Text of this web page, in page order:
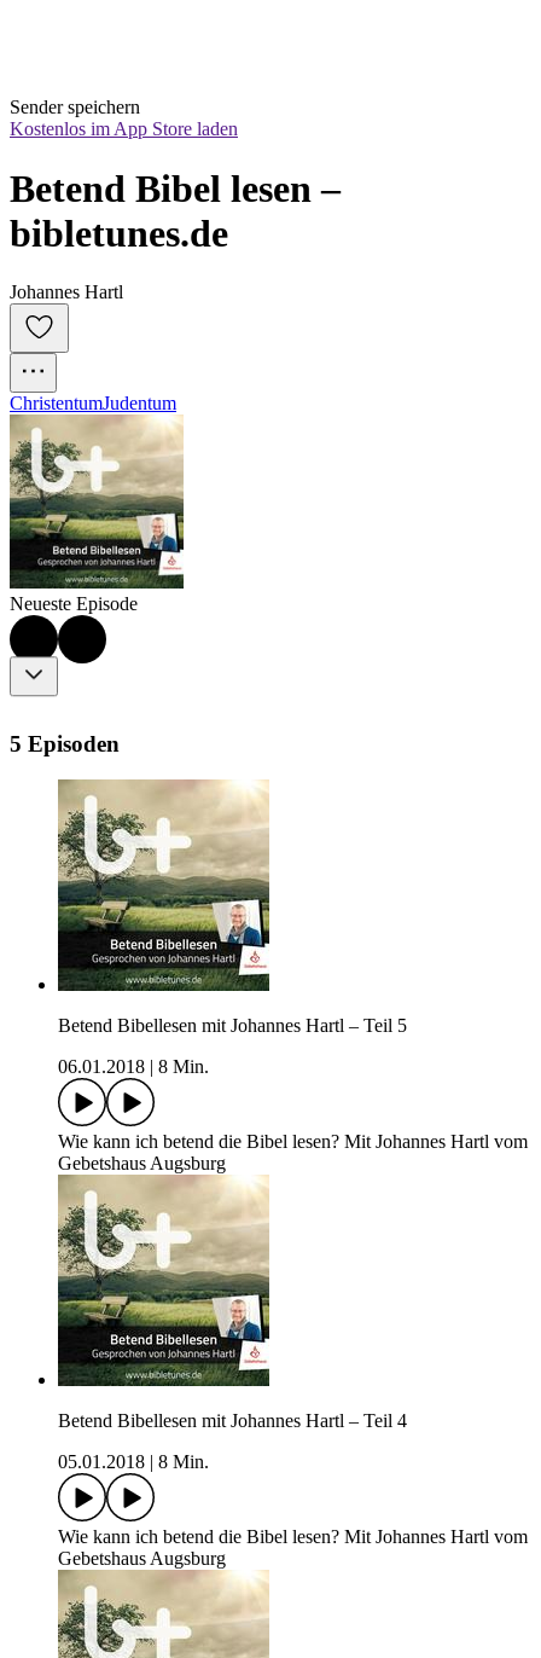
Sender speichern
Kostenlos im App Store laden
Betend Bibel lesen –
bibletunes.de
Johannes Hartl
ChristentumJudentum
Neueste Episode
5 Episoden
Betend Bibellesen mit Johannes Hartl – Teil 5
06.01.2018
8 Min.
Wie kann ich betend die Bibel lesen? Mit Johannes Hartl vom
Gebetshaus Augsburg
Betend Bibellesen mit Johannes Hartl – Teil 4
05.01.2018
8 Min.
Wie kann ich betend die Bibel lesen? Mit Johannes Hartl vom
Gebetshaus Augsburg